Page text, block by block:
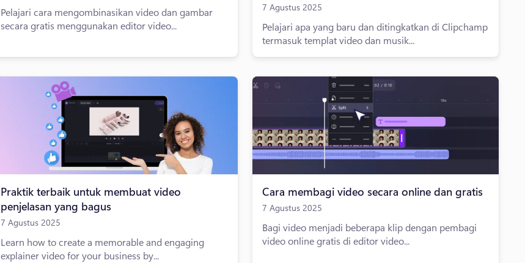
Pelajari cara mengombinasikan video dan gambar
secara gratis menggunakan editor video...
7 Agustus 2025
Pelajari apa yang baru dan ditingkatkan di Clipchamp
termasuk templat video dan musik...
Praktik terbaik untuk membuat video
penjelasan yang bagus
7 Agustus 2025
Learn how to create a memorable and engaging
explainer video for your business by...
Cara membagi video secara online dan gratis
7 Agustus 2025
Bagi video menjadi beberapa klip dengan pembagi
video online gratis di editor video...